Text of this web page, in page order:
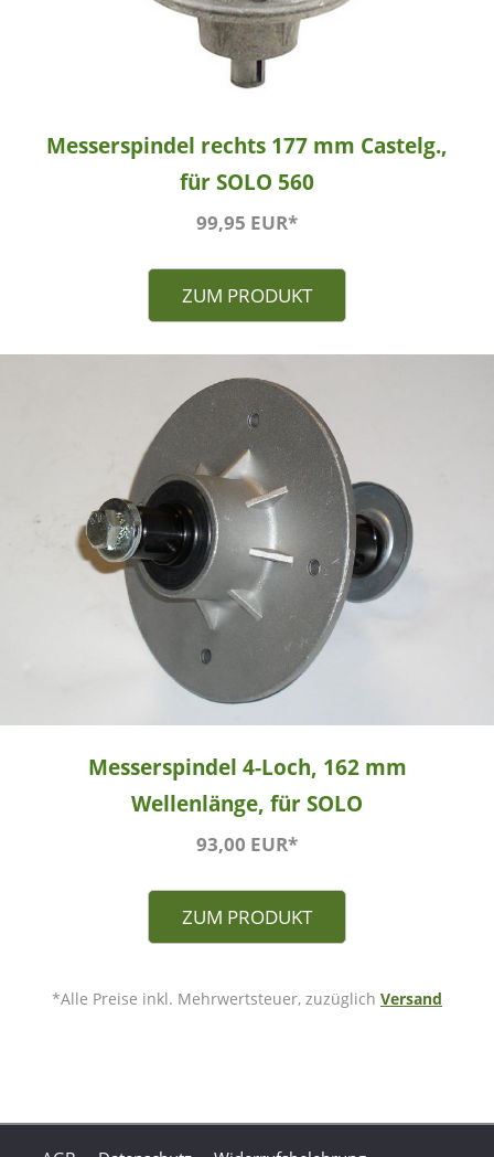
Messerspindel rechts 177 mm Castelg.,
für SOLO 560
99,95 EUR*
ZUM PRODUKT
Messerspindel 4-Loch, 162 mm
Wellenlänge, für SOLO
93,00 EUR*
ZUM PRODUKT
*Alle Preise inkl. Mehrwertsteuer, zuzüglich Versand